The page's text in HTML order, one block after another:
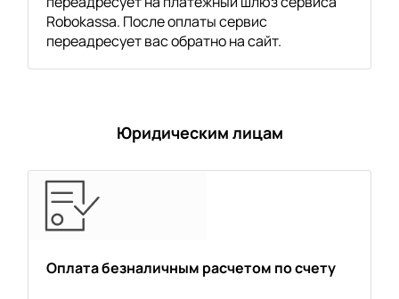
Robokassa. После оплаты сервис
переадресует вас обратно на сайт.
Юридическим лицам
Оплата безналичным расчетом по счету